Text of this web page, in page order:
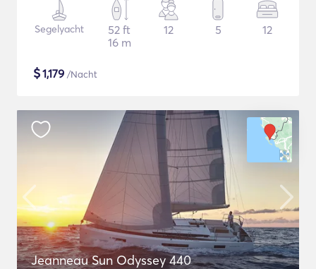
Segelyacht
52 ft
16 m
12 5 12
$1,179 /Nacht
Jeanneau Sun Odyssey 440